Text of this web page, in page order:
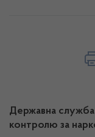
Державна служба
контролю за